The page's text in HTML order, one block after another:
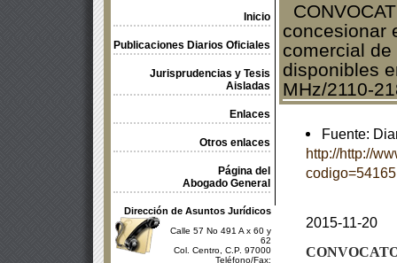
Inicio
Publicaciones Diarios Oficiales
Jurisprudencias y Tesis
Aisladas
Enlaces
Otros enlaces
Página del
Abogado General
Dirección de Asuntos Jurídicos
Calle 57 No 491 A x 60 y
62
Col. Centro, C.P. 97000
Teléfono/Fax:
concesionar
comercial
disponibles
MHz/2110-
Fuente:
http://http://
2015-11-20